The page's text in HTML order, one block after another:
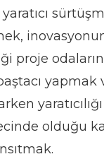
proje
yapmak
olduğu